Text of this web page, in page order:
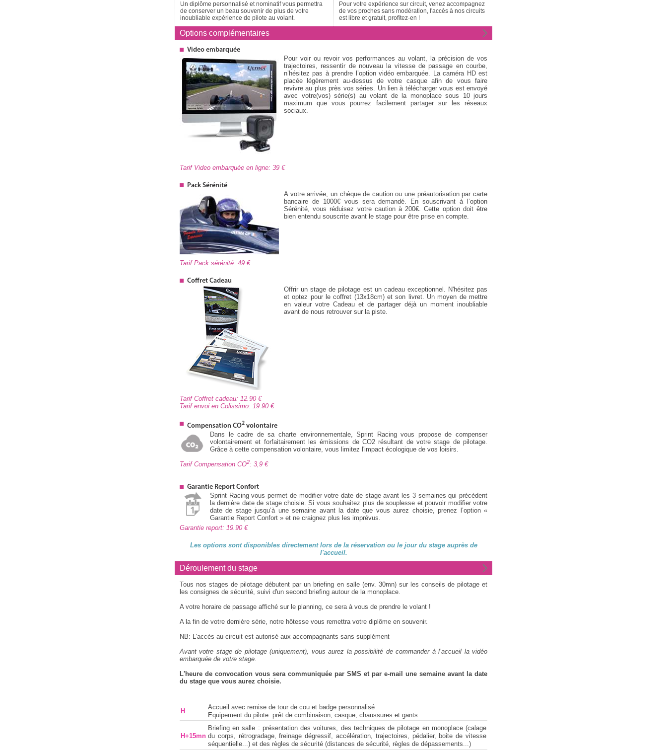
Un diplôme personnalisé et nominatif vous permettra
de conserver un beau souvenir de plus de votre
inoubliable expérience de pilote au volant.
Pour votre expérience sur circuit, venez accompagnez
de vos proches sans modération, l'accès à nos circuits
est libre et gratuit, profitez-en !
Options complémentaires
Video embarquée
Pour voir ou revoir vos performances au volant, la précision de vos
trajectoires, ressentir de nouveau la vitesse de passage en courbe,
n’hésitez pas à prendre l’option vidéo embarquée. La caméra HD est
placée légèrement au-dessus de votre casque afin de vous faire
revivre au plus près vos séries. Un lien à télécharger vous est envoyé
avec votre(vos) série(s) au volant de la monoplace sous 10 jours
maximum que vous pourrez facilement partager sur les réseaux
sociaux.
Tarif Video embarquée en ligne: 39
Pack Sérénité
A votre arrivée, un chèque de caution ou une préautorisation par carte
bancaire de 1000€ vous sera demandé. En souscrivant à l’option
Sérénité, vous réduisez votre caution à 200€. Cette option doit être
bien entendu souscrite avant le stage pour être prise en compte.
Tarif Pack sérénité: 49
Coffret Cadeau
Offrir un stage de pilotage est un cadeau exceptionnel. N'hésitez pas
et optez pour le coffret (13x18cm) et son livret. Un moyen de mettre
en valeur votre Cadeau et de partager déjà un moment inoubliable
avant de nous retrouver sur la piste.
Tarif Coffret cadeau: 12.90
Tarif envoi en Colissimo: 19.90
Compensation CO2 volontaire
Dans le cadre de sa charte environnementale, Sprint Racing vous propose de compenser
volontairement et forfaitairement les émissions de CO2 résultant de votre stage de pilotage.
Grâce à cette compensation volontaire, vous limitez l'impact écologique de vos loisirs.
Tarif Compensation CO2: 3,9
Garantie Report Confort
Sprint Racing vous permet de modifier votre date de stage avant les 3 semaines qui précèdent
la dernière date de stage choisie. Si vous souhaitez plus de souplesse et pouvoir modifier votre
date de stage jusqu’à une semaine avant la date que vous aurez choisie, prenez l’option «
Garantie Report Confort » et ne craignez plus les imprévus.
Garantie report: 19.90
Les options sont disponibles directement lors de la réservation ou le jour du stage auprès de
l'accueil.
Déroulement du stage
Tous nos stages de pilotage débutent par un briefing en salle (env. 30mn) sur les conseils de pilotage et
les consignes de sécurité, suivi d'un second briefing autour de la monoplace.
A votre horaire de passage affiché sur le planning, ce sera à vous de prendre le volant !
A la fin de votre dernière série, notre hôtesse vous remettra votre diplôme en souvenir.
NB: L'accès au circuit est autorisé aux accompagnants sans supplément
Avant votre stage de pilotage (uniquement), vous aurez la possibilité de commander à l’accueil la vidéo
embarquée de votre stage.
L'heure de convocation vous sera communiquée par SMS et par e-mail une semaine avant la date
du stage que vous aurez choisie.
H
Accueil avec remise de tour de cou et badge personnalisé
Equipement du pilote: prêt de combinaison, casque, chaussures et gants
H+15mn
Briefing en salle : présentation des voitures, des techniques de pilotage en monoplace (calage
du corps, rétrogradage, freinage dégressif, accélération, trajectoires, pédalier, boite de vitesse
séquentielle...) et des règles de sécurité (distances de sécurité, règles de dépassements...)